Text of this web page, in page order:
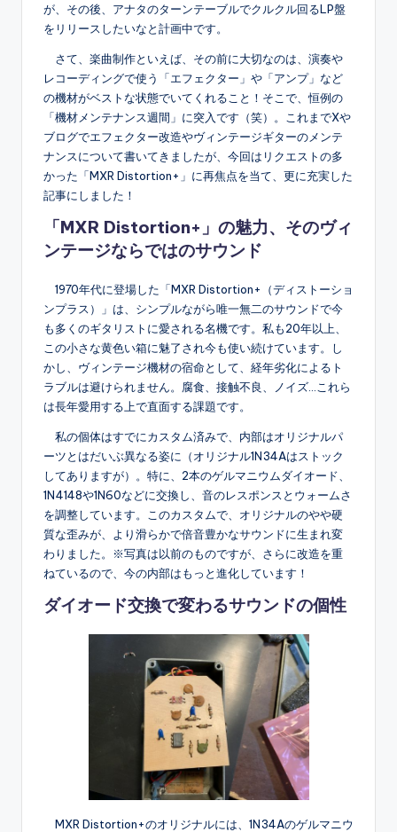
が、その後、アナタのターンテーブルでクルクル回るLP盤
をリリースしたいなと計画中です。
さて、楽曲制作といえば、その前に大切なのは、演奏や
レコーディングで使う「エフェクター」や「アンプ」など
の機材がベストな状態でいてくれること！そこで、恒例の
「機材メンテナンス週間」に突入です（笑）。これまでXや
ブログでエフェクター改造やヴィンテージギターのメンテ
ナンスについて書いてきましたが、今回はリクエストの多
かった「MXR Distortion+」に再焦点を当て、更に充実した
記事にしました！
「MXR Distortion+」の魅力、そのヴィ
ンテージならではのサウンド
1970年代に登場した「MXR Distortion+（ディストーショ
ンプラス）」は、シンプルながら唯一無二のサウンドで今
も多くのギタリストに愛される名機です。私も20年以上、
この小さな黄色い箱に魅了され今も使い続けています。し
かし、ヴィンテージ機材の宿命として、経年劣化によるト
ラブルは避けられません。腐食、接触不良、ノイズ…これら
は長年愛用する上で直面する課題です。
私の個体はすでにカスタム済みで、内部はオリジナルパ
ーツとはだいぶ異なる姿に（オリジナル1N34Aはストック
してありますが）。特に、2本のゲルマニウムダイオード、
1N4148や1N60などに交換し、音のレスポンスとウォームさ
を調整しています。このカスタムで、オリジナルのやや硬
質な歪みが、より滑らかで倍音豊かなサウンドに生まれ変
わりました。※写真は以前のものですが、さらに改造を重
ねているので、今の内部はもっと進化しています！
ダイオード交換で変わるサウンドの個性
MXR Distortion+のオリジナルには、1N34Aのゲルマニウ